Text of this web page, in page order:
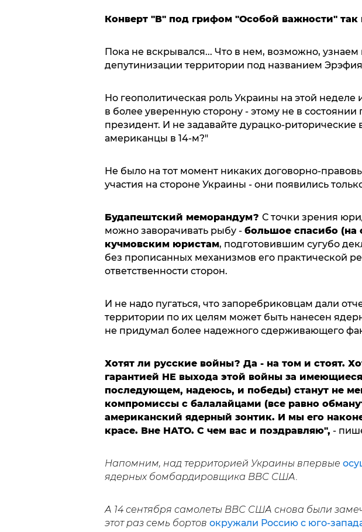
Конверт "В" под грифом "Особой важности" так
Пока не вскрывался... Что в нем, возможно,
депутинизации территории под названием
Но геополитическая роль Украины на этой
в более уверенную сторону - этому не в
президент. И не задавайте дурацко-риторические
американцы в 14-м?"
Не было на тот момент никаких договорно-
участия на стороне Украины - они появились
Будапештский меморандум? С точки зрения
можно заворачивать рыбу - большое спасибо (на
кучмовским юристам, подготовившим сугубо
без прописанных механизмов его практической
ответственности сторон.
И не надо пугаться, что запоребриковцам дали
территории по их целям может быть нанесен
не придумал более надежного сдерживающего
Хотят ли русские войны? Да - на том и стоят.
гарантией НЕ выхода этой войны за
последующем, надеюсь, и победы) станут не
компромиссы с балалайцами (все равно
американский ядерный зонтик. И мы его
красе. Вне НАТО. С чем вас и поздравляю", -
Напомним, над территорией Украины впервые
ядерных бомбардировщика ВВС США.
А 14 сентября самолеты ВВС США снова были
этот раз семь бортов окружали Россию с юго-